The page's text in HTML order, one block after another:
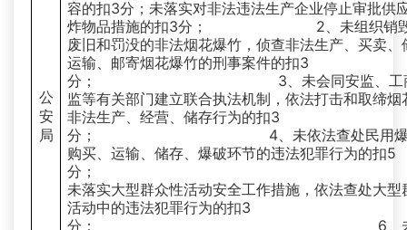
公
安
局
容的扣3分；未落实对非法违法生产企业停止审批供
炸物品措施的扣3分； 2、未组织销毁
废旧和罚没的非法烟花爆竹，侦查非法生产、买卖、
运输、邮寄烟花爆竹的刑事案件的扣3
分； 3、未会同安监、工商
监等有关部门建立联合执法机制，依法打击和取缔烟
非法生产、经营、储存行为的扣3
分； 4、未依法查处民用爆炸
购买、运输、储存、爆破环节的违法犯罪行为的扣5
分； 5
未落实大型群众性活动安全工作措施，依法查处大型
活动中的违法犯罪行为的扣3
分； 6、未开